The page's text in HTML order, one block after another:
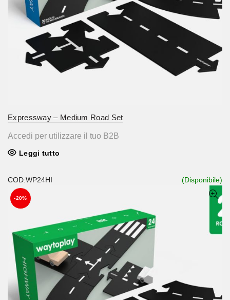
Expressway – Medium Road Set
Accedi per utilizzare il tuo B2B
Leggi tutto
-20%
COD:WP24HI (Disponibile)